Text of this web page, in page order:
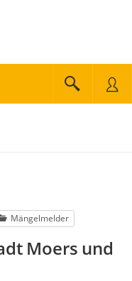
Mängelmelder
Moers und